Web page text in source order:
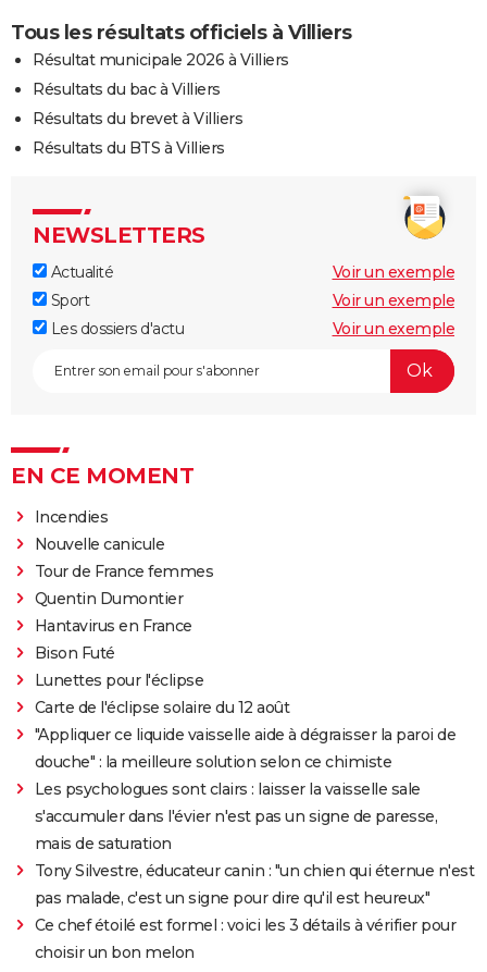
Tous les résultats officiels à Villiers
Résultat municipale 2026 à Villiers
Résultats du bac à Villiers
Résultats du brevet à Villiers
Résultats du BTS à Villiers
NEWSLETTERS
Actualité
Voir un exemple
Sport
Voir un exemple
Les dossiers d'actu
Voir un exemple
EN CE MOMENT
Incendies
Nouvelle canicule
Tour de France femmes
Quentin Dumontier
Hantavirus en France
Bison Futé
Lunettes pour l'éclipse
Carte de l'éclipse solaire du 12 août
"Appliquer ce liquide vaisselle aide à dégraisser la paroi de
douche" : la meilleure solution selon ce chimiste
Les psychologues sont clairs : laisser la vaisselle sale
s'accumuler dans l'évier n'est pas un signe de paresse,
mais de saturation
Tony Silvestre, éducateur canin : "un chien qui éternue n'est
pas malade, c'est un signe pour dire qu'il est heureux"
Ce chef étoilé est formel : voici les 3 détails à vérifier pour
choisir un bon melon